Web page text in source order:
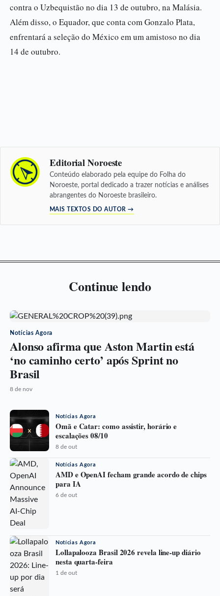
contra o Uzbequistão no dia 13 de outubro, na Malásia.
Além disso, o Equador, que conta com Gonzalo Plata,
enfrentará a seleção do México em um amistoso no dia
14 de outubro.
Editorial Noroeste
Conteúdo elaborado pela equipe do Folha do
Noroeste, portal dedicado a trazer notícias e análises
abrangentes do Noroeste brasileiro.
MAIS TEXTOS DO AUTOR →
Continue lendo
Notícias Agora
Alonso afirma que Aston Martin está
‘no caminho certo’ após Sprint no
Brasil
8 de nov
Notícias Agora
Omã e Catar: como assistir, horário e
escalações 08/10
8 de out
Notícias Agora
AMD e OpenAI fecham grande acordo de chips
para IA
6 de out
Notícias Agora
Lollapalooza Brasil 2026 revela line-up diário
nesta quarta-feira
1 de out